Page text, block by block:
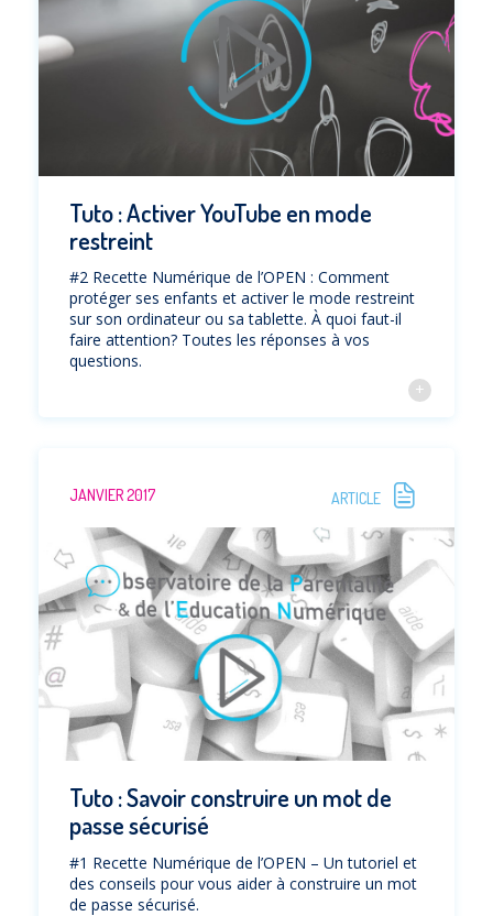
Tuto : Activer YouTube en mode
restreint
#2 Recette Numérique de l’OPEN : Comment
protéger ses enfants et activer le mode restreint
sur son ordinateur ou sa tablette. À quoi faut-il
faire attention? Toutes les réponses à vos
questions.
JANVIER 2017 ARTICLE
Tuto : Savoir construire un mot de
passe sécurisé
#1 Recette Numérique de l’OPEN – Un tutoriel et
des conseils pour vous aider à construire un mot
de passe sécurisé.